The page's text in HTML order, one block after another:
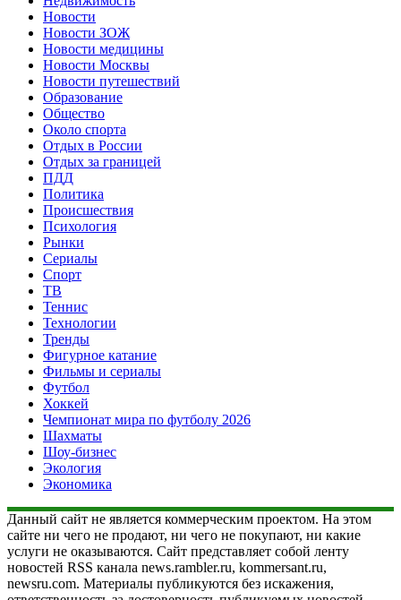
Новости
Новости ЗОЖ
Новости медицины
Новости Москвы
Новости путешествий
Образование
Общество
Около спорта
Отдых в России
Отдых за границей
ПДД
Политика
Происшествия
Психология
Рынки
Сериалы
Спорт
ТВ
Теннис
Технологии
Тренды
Фигурное катание
Фильмы и сериалы
Футбол
Хоккей
Чемпионат мира по футболу 2026
Шахматы
Шоу-бизнес
Экология
Экономика
Данный сайт не является коммерческим проектом. На этом
сайте ни чего не продают, ни чего не покупают, ни какие
услуги не оказываются. Сайт представляет собой ленту
новостей RSS канала news.rambler.ru, kommersant.ru,
newsru.com. Материалы публикуются без искажения,